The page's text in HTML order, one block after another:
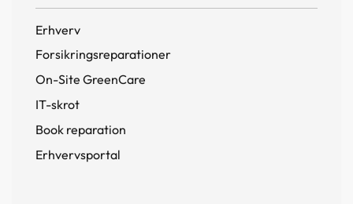
Erhverv
Forsikringsreparationer
On-Site GreenCare
IT-skrot
Book reparation
Erhvervsportal